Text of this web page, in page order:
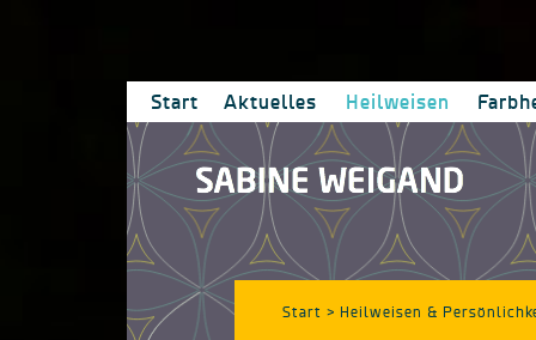
Start Aktuelles
Start > Heilweisen &
Heilweisen